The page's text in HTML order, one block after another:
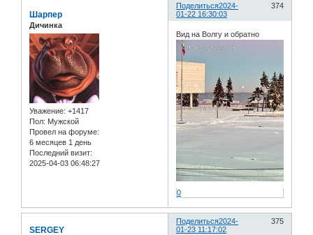
Поделиться 374
2024-
01-22 16:30:03
Шарпер
Дичинка
Уважение: +1417
Пол: Мужской
Провел на форуме:
6 месяцев 1 день
Последний визит:
2025-04-03 06:48:27
Вид на Волгу и обратно
0
Поделиться 375
2024-
01-23 11:17:02
SERGEY